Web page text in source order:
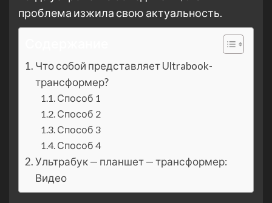
проблема изжила свою актуальность.
Что собой представляет Ultrabook-
трансформер?
Способ 1
Способ 2
Способ 3
Способ 4
Ультрабук — планшет — трансформер:
Видео